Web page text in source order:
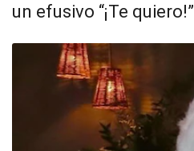
un efusivo “¡Te quiero!”